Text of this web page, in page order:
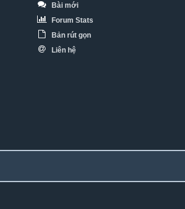
Bài mới
Forum Stats
Bản rút gọn
Liên hệ